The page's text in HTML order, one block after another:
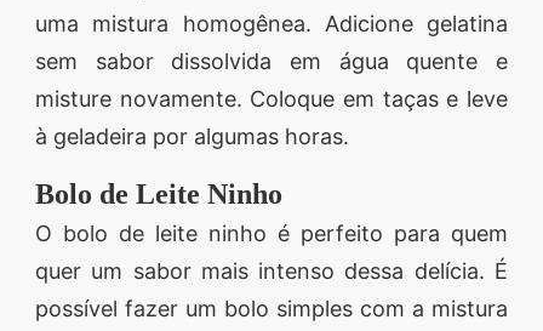
uma mistura homogênea. Adicione gelatina
sem sabor dissolvida em água quente e
misture novamente. Coloque em taças e leve
à geladeira por algumas horas.
Bolo de Leite Ninho
O bolo de leite ninho é perfeito para quem
quer um sabor mais intenso dessa delícia. É
possível fazer um bolo simples com a mistura